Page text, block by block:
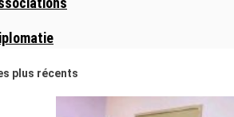
plus récents